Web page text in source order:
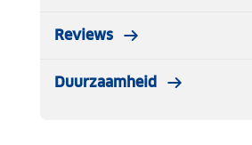
Reviews
Duurzaamheid